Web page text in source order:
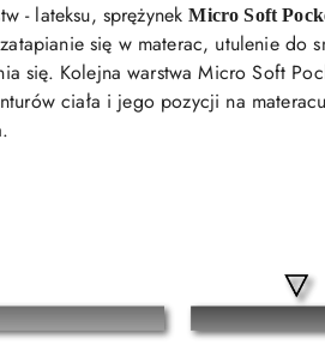
- lateksu, sprężynekMicro Soft
się w materac, utulenie do
się. Kolejna warstwa Micro Soft
ciała i jego pozycji na